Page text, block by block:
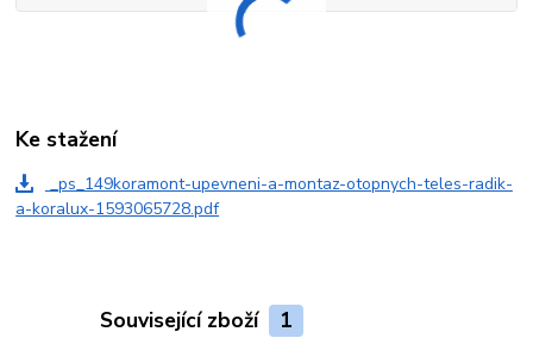
Ke stažení
_ps_149koramont-upevneni-a-montaz-otopnych-teles-radik-
a-koralux-1593065728.pdf
Související zboží 1